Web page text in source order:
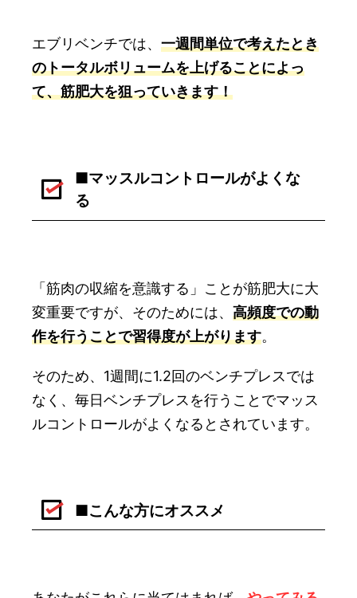
エブリベンチでは、 一週間単位で考えたとき
のトータルボリュームを上げることによっ
て、筋肥大を狙っていきます！
■マッスルコントロールがよくな
る
「筋肉の収縮を意識する」ことが筋肥大に大
変重要ですが、そのためには、 高頻度での動
作を行うことで習得度が上がります。
そのため、1週間に1.2回のベンチプレスでは
なく、毎日ベンチプレスを行うことでマッス
ルコントロールがよくなるとされています。
■こんな方にオススメ